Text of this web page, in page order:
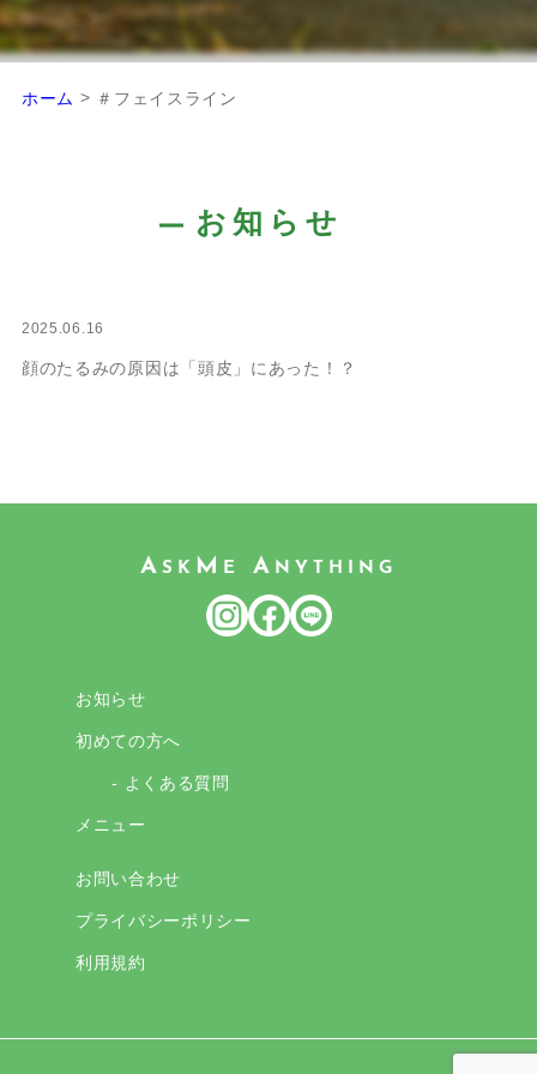
ホーム > ＃フェイスライン
お知らせ
2025.06.16
顔のたるみの原因は「頭皮」にあった！？
A SK M E A NYTHING
お知らせ
初めての方へ
- よくある質問
メニュー
お問い合わせ
プライバシーポリシー
利用規約